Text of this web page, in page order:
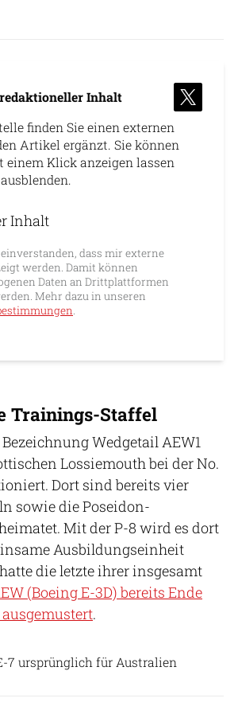
Inhalt
finden Sie einen externen
Artikel ergänzt. Sie können
Klick anzeigen lassen
erlauben
Inhalt
dass mir externe
werden. Damit können
Daten an Drittplattformen
Mehr dazu in unseren
.
Trainings-Staffel
Wedgetail AEW1
Lossiemouth bei der No.
Dort sind bereits vier
sowie die Poseidon-
Mit der P-8 wird es dort
Ausbildungseinheit
die letzte ihrer insgesamt
(Boeing E-3D) bereits Ende
ausgemustert.
7 ursprünglich für Australien